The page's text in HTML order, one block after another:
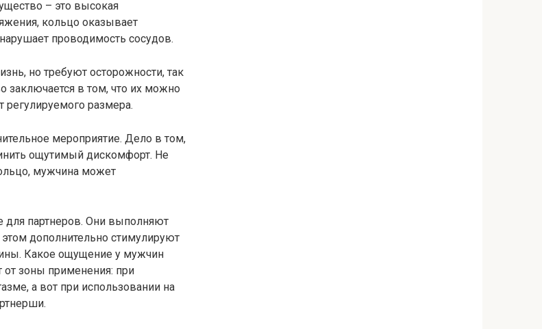
– это высокая
кольцо оказывает
проводимость сосудов.
но требуют осторожности, так
заключается в том, что их можно
регулируемого размера.
мероприятие. Дело в том,
ощутимый дискомфорт. Не
мужчина может
партнеров. Они выполняют
дополнительно стимулируют
Какое ощущение у мужчин
от зоны применения: при
а вот при использовании на